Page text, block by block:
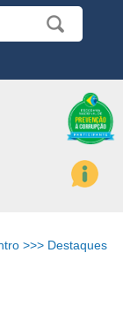
>>> Destaques